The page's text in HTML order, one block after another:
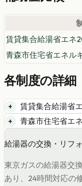
賃貸集合給湯省エネ
青森市住宅省エネル
各制度の詳細
賃貸集合給湯省
青森市住宅省エ
給湯器の交換・リフ
東京ガスの給湯器交
あり、24時間対応の